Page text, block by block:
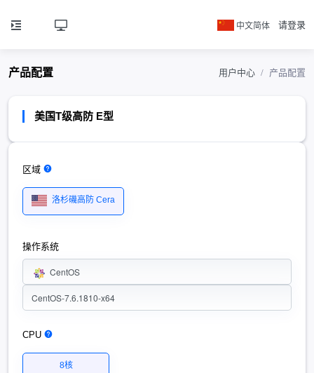
中文简体 请登录
产品配置 用户中心 产品配置
美国T级高防 E型
区域
洛杉磯高防 Cera
操作系统
CentOS
CentOS-7.6.1810-x64
CPU
8核